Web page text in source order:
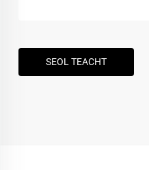
SEOL TEACHT